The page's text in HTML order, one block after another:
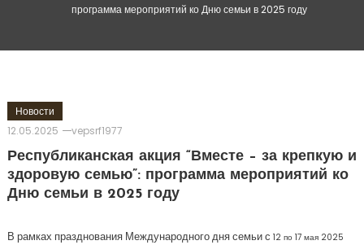
программа мероприятий ко Дню семьи в 2025 году
Новости
12.05.2025
vepsrf1977
Республиканская акция “Вместе – за крепкую и
здоровую семью”: программа мероприятий ко
Дню семьи в 2025 году
В рамках празднования Международного дня семьи с 12 по 17 мая 2025